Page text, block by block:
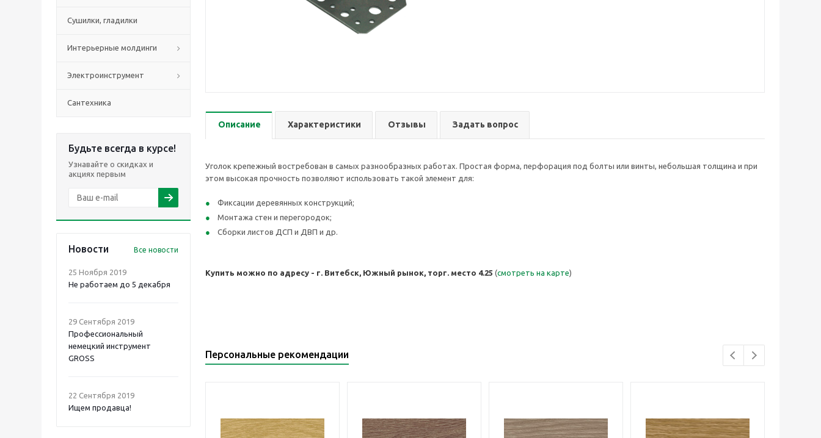
Сушилки, гладилки
Интерьерные молдинги
Электроинструмент
Сантехника
Будьте всегда в курсе!
Узнавайте о скидках и
акциях первым
Новости Все новости
25 Ноября 2019
Не работаем до 5 декабря
29 Сентября 2019
Профессиональный
немецкий инструмент
GROSS
22 Сентября 2019
Ищем продавца!
Описание Характеристики Отзывы Задать вопрос
Уголок крепежный востребован в самых разнообразных работах. Простая форма, перфорация под болты или винты, небольшая толщина и при
этом высокая прочность позволяют использовать такой элемент для:
Фиксации деревянных конструкций;
Монтажа стен и перегородок;
Сборки листов ДСП и ДВП и др.
Купить можно по адресу - г. Витебск, Южный рынок, торг. место 4.25 (смотреть на карте)
Персональные рекомендации